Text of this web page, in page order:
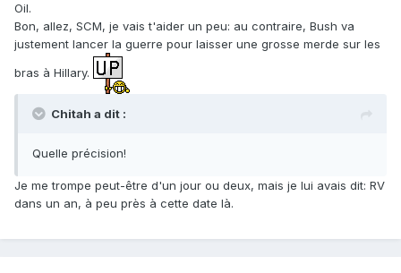
Oil.
Bon, allez, SCM, je vais t'aider un peu: au contraire, Bush va
justement lancer la guerre pour laisser une grosse merde sur les
bras à Hillary.
Chitah a dit :
Quelle précision!
Je me trompe peut-être d'un jour ou deux, mais je lui avais dit: RV
dans un an, à peu près à cette date là.